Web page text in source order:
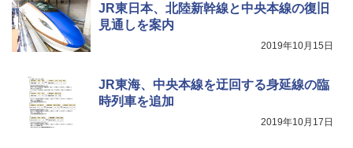
電動エアーポンプ SUP用 20PSI 電動ポンプ
ゴムボート 空気入れ 空気抜き 自動停止 過熱
保護 日光可読lcd 7種類ノズル付き
JR東日本、北陸新幹線と中央本線の復旧
見通しを案内
2019年10月15日
JR東海、中央本線を迂回する身延線の臨
時列車を追加
2019年10月17日